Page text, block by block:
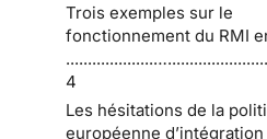
Trois exemples sur le
fonctionnement du RMI
4
Les hésitations de la
européenne d’intégration